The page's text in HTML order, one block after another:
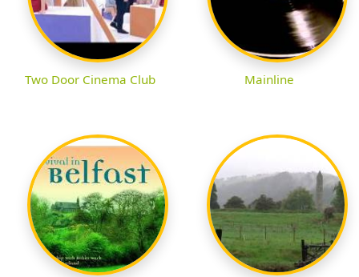
Two Door Cinema Club Mainline